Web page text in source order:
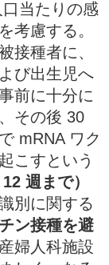
当たりの感
考慮する。
接種者に、
び出⽣児へ
前に⼗分に
その後 30
mRNA ワク
こすという
週まで）
別に関する
ン接種を避
婦⼈科施設